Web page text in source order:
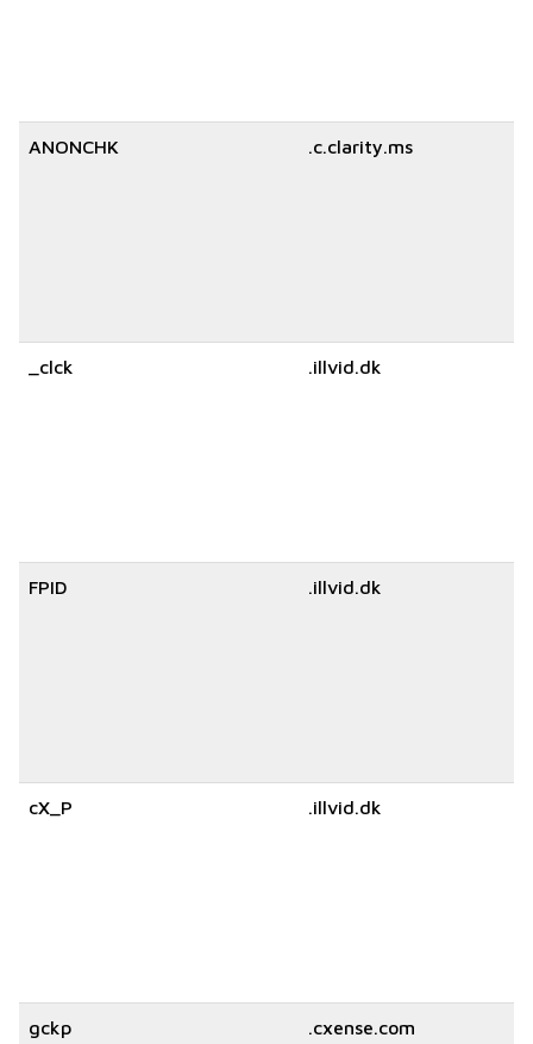
ANONCHK .c.clarity.ms
_clck .illvid.dk
FPID .illvid.dk
cX_P .illvid.dk
gckp .cxense.com